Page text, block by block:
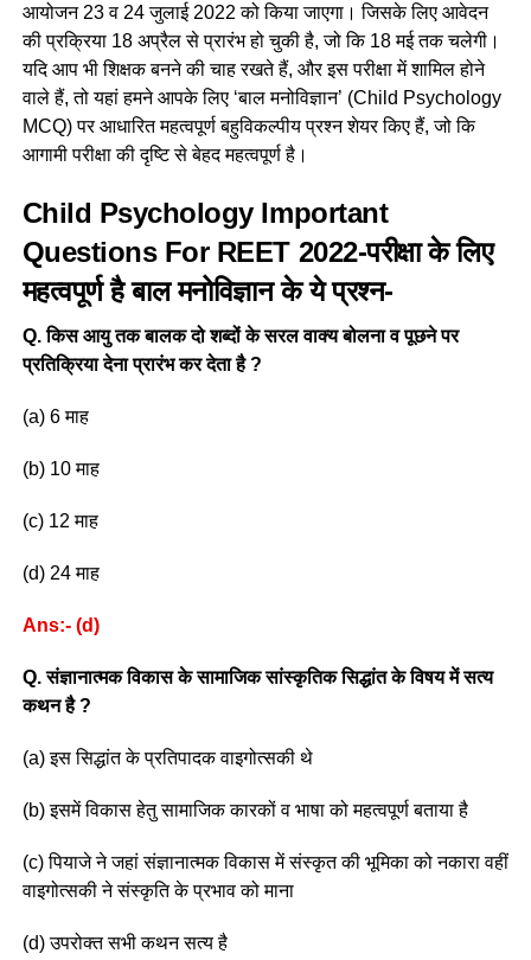
आयोजन 23 व 24 जुलाई 2022 को किया जाएगा। जिसके लिए आवेदन
की प्रक्रिया 18 अप्रैल से प्रारंभ हो चुकी है, जो कि 18 मई तक चलेगी।
यदि आप भी शिक्षक बनने की चाह रखते हैं, और इस परीक्षा में शामिल होने
वाले हैं, तो यहां हमने आपके लिए ‘बाल मनोविज्ञान’ (Child Psychology
MCQ) पर आधारित महत्वपूर्ण बहुविकल्पीय प्रश्न शेयर किए हैं, जो कि
आगामी परीक्षा की दृष्टि से बेहद महत्वपूर्ण है।
Child Psychology Important
Questions For REET 2022-परीक्षा के लिए
महत्वपूर्ण है बाल मनोविज्ञान के ये प्रश्न-
Q. किस आयु तक बालक दो शब्दों के सरल वाक्य बोलना व पूछने पर
प्रतिक्रिया देना प्रारंभ कर देता है ?
(a) 6 माह
(b) 10 माह
(c) 12 माह
(d) 24 माह
Ans:- (d)
Q. संज्ञानात्मक विकास के सामाजिक सांस्कृतिक सिद्धांत के विषय में सत्य
कथन है ?
(a) इस सिद्धांत के प्रतिपादक वाइगोत्सकी थे
(b) इसमें विकास हेतु सामाजिक कारकों व भाषा को महत्वपूर्ण बताया है
(c) पियाजे ने जहां संज्ञानात्मक विकास में संस्कृत की भूमिका को नकारा वहीं
वाइगोत्सकी ने संस्कृति के प्रभाव को माना
(d) उपरोक्त सभी कथन सत्य है